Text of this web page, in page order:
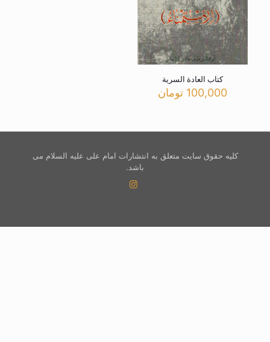
کتاب العادة السریة
100,000 تومان
کلیه حقوق سایت متعلق به انتشارات امام علی علیه السلام می
باشد.